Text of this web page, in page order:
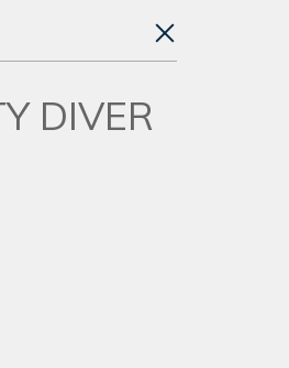
DIVER